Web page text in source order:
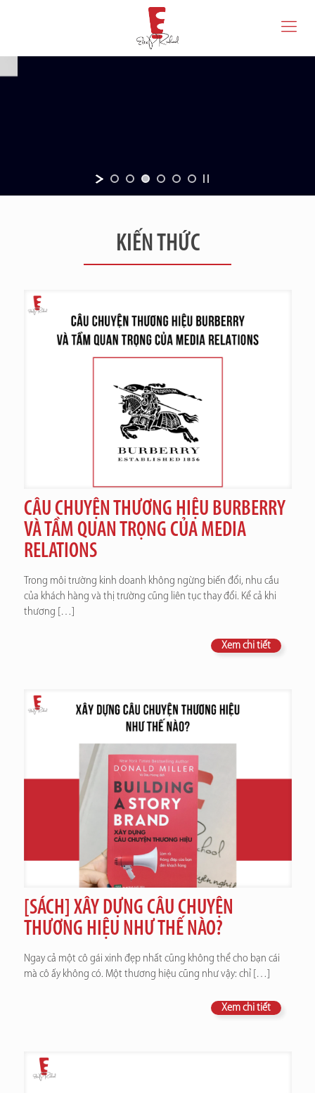
KIẾN THỨC
CÂU CHUYỆN THƯƠNG HIỆU BURBERRY
VÀ TẦM QUAN TRỌNG CỦA MEDIA
RELATIONS
Trong môi trường kinh doanh không ngừng biến đổi, nhu cầu
của khách hàng và thị trường cũng liên tục thay đổi. Kể cả khi
thương […]
Xem chi tiết
[SÁCH] XÂY DỰNG CÂU CHUYỆN
THƯƠNG HIỆU NHƯ THẾ NÀO?
Ngay cả một cô gái xinh đẹp nhất cũng không thể cho bạn cái
mà cô ấy không có. Một thương hiệu cũng như vậy: chỉ[…]
Xem chi tiết